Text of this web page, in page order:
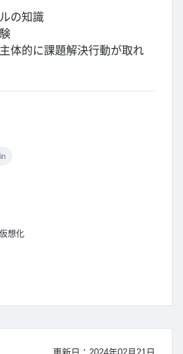
の知識
体的に課題解決行動が取れ
想化